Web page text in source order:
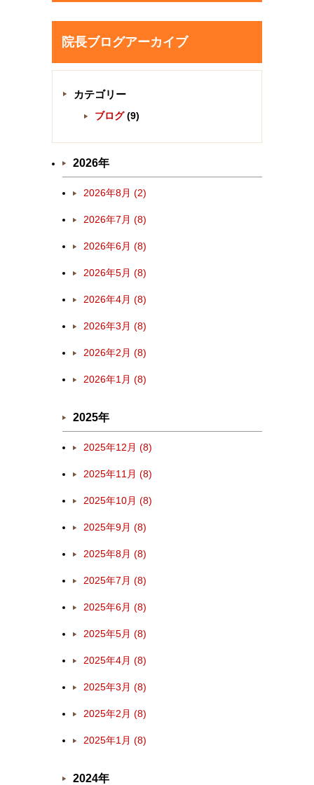
院長ブログアーカイブ
カテゴリー
ブログ(9)
2026年
2026年8月 (2)
2026年7月 (8)
2026年6月 (8)
2026年5月 (8)
2026年4月 (8)
2026年3月 (8)
2026年2月 (8)
2026年1月 (8)
2025年
2025年12月 (8)
2025年11月 (8)
2025年10月 (8)
2025年9月 (8)
2025年8月 (8)
2025年7月 (8)
2025年6月 (8)
2025年5月 (8)
2025年4月 (8)
2025年3月 (8)
2025年2月 (8)
2025年1月 (8)
2024年